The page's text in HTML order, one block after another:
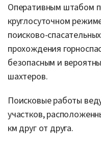
Оперативным штабом
круглосуточном
поисково-
прохождения
безопасным и
шахтеров.
Поисковые работы
участков,
км друг от друга.